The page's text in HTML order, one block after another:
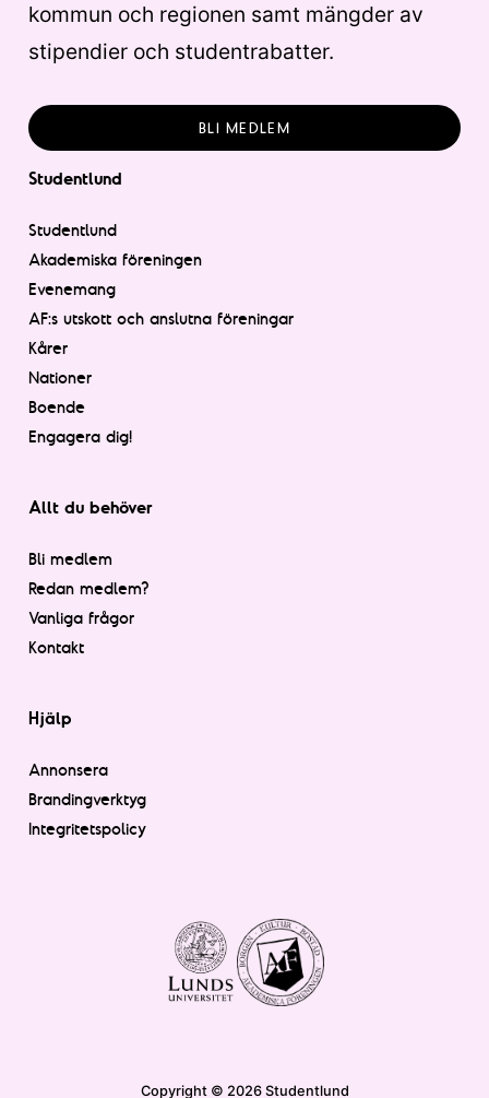
kommun och regionen samt mängder av
stipendier och studentrabatter.
BLI MEDLEM
Studentlund
Studentlund
Akademiska föreningen
Evenemang
AF:s utskott och anslutna föreningar
Kårer
Nationer
Boende
Engagera dig!
Allt du behöver
Bli medlem
Redan medlem?
Vanliga frågor
Kontakt
Hjälp
Annonsera
Brandingverktyg
Integritetspolicy
Copyright © 2026 Studentlund